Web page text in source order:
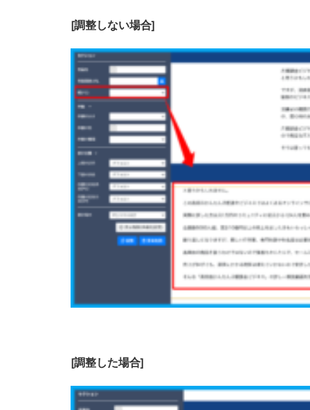
[調整しない場合]
[調整した場合]